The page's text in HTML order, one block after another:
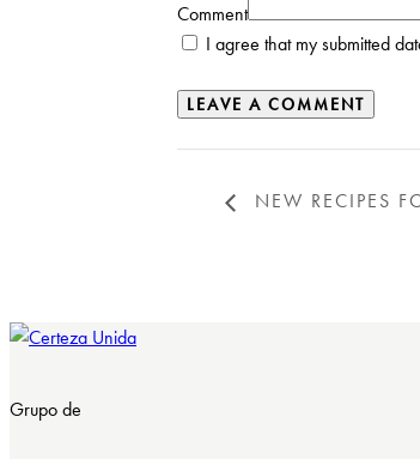
Comment
I agree that my submitted
NEW RECIPES
Grupo de